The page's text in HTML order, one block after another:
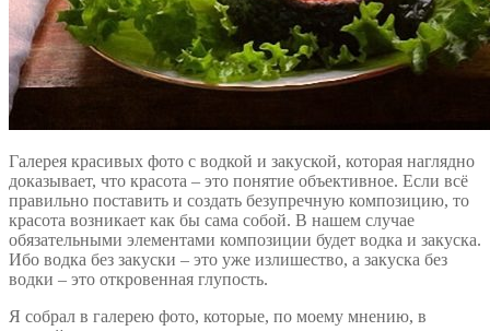
Галерея красивых фото с водкой и закуской, которая наглядно
доказывает, что красота – это понятие объективное. Если всё
правильно поставить и создать безупречную композицию, то
красота возникает как бы сама собой. В нашем случае
обязательными элементами композиции будет водка и закуска.
Ибо водка без закуски – это уже излишество, а закуска без
водки – это откровенная глупость.
Я собрал в галерею фото, которые, по моему мнению, в